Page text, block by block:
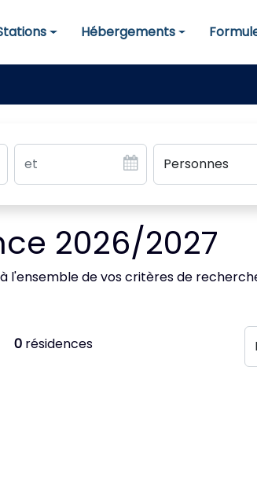
de skiHébergements
Hébergements
2026/2027
de vos critères de
0résidences